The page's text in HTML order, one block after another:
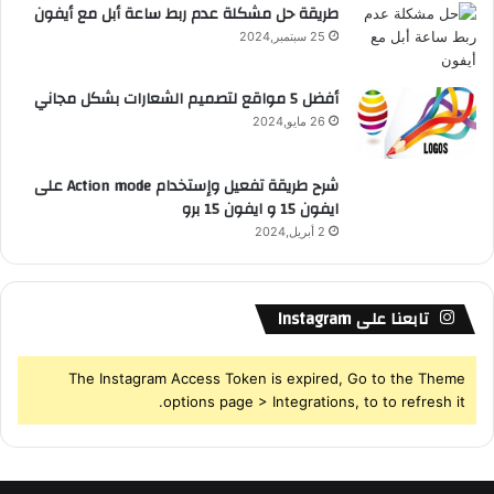
طريقة حل مشكلة عدم ربط ساعة أبل مع أيفون
25 سبتمبر,2024
أفضل 5 مواقع لتصميم الشعارات بشكل مجاني
26 مايو,2024
شرح طريقة تفعيل وإستخدام Action mode على
ايفون 15 و ايفون 15 برو
2 أبريل,2024
تابعنا على Instagram
The Instagram Access Token is expired, Go to the Theme
options page > Integrations, to to refresh it.